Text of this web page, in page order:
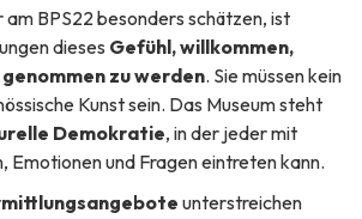
am BPS22 besonders schätzen, ist
dieses Gefühl, willkommen,
zu werden. Sie müssen kein
Kunst sein. Das Museum steht
Demokratie, in der jeder mit
Emotionen und Fragen eintreten kann.
unterstreichen